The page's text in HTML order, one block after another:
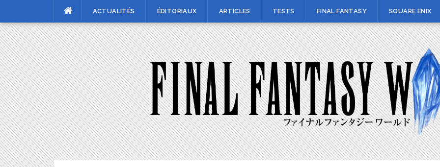
content
ACTUALITÉS ÉDITORIAUX ARTICLES TESTS FINAL FANTASY SQUARE ENIX